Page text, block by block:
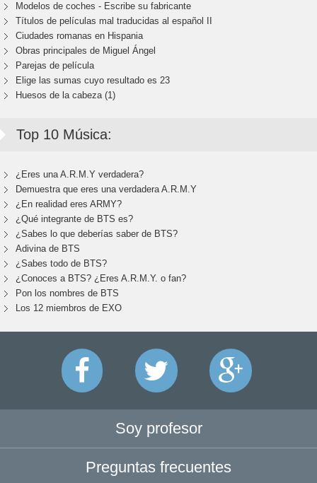
Modelos de coches - Escribe su fabricante
Títulos de películas mal traducidas al español II
Ciudades romanas en Hispania
Obras principales de Miguel Ángel
Parejas de película
Elige las sumas cuyo resultado es 23
Huesos de la cabeza (1)
Top 10 Música:
¿Eres una A.R.M.Y verdadera?
Demuestra que eres una verdadera A.R.M.Y
¿En realidad eres ARMY?
¿Qué integrante de BTS es?
¿Sabes lo que deberías saber de BTS?
Adivina de BTS
¿Sabes todo de BTS?
¿Conoces a BTS? ¿Eres A.R.M.Y. o fan?
Pon los nombres de BTS
Los 12 miembros de EXO
Soy profesor
Preguntas frecuentes